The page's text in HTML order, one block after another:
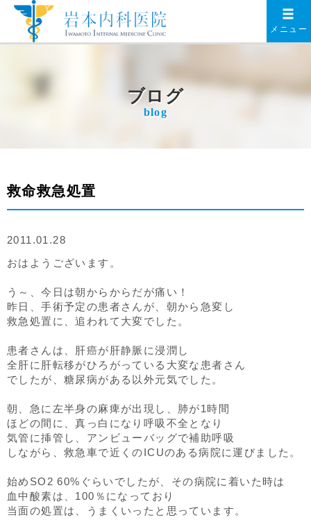
メニュー
ブログ
blog
救命救急処置
2011.01.28
おはようございます。
う～、今日は朝からからだが痛い！
昨日、手術予定の患者さんが、朝から急変し
救急処置に、追われて大変でした。
患者さんは、肝癌が肝静脈に浸潤し
全肝に肝転移がひろがっている大変な患者さん
でしたが、糖尿病がある以外元気でした。
朝、急に左半身の麻痺が出現し、肺が1時間
ほどの間に、真っ白になり呼吸不全となり
気管に挿管し、アンビューバッグで補助呼吸
しながら、救急車で近くのICUのある病院に運びました。
始めSO2 60%ぐらいでしたが、その病院に着いた時は
血中酸素は、100％になっており
当面の処置は、うまくいったと思っています。